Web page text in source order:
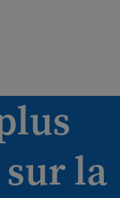
la